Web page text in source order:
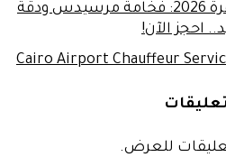
احجز ليموزين مطار القاهرة 2026: فخامة مرسيدس ودقة
احجز الآن!
Cairo Airport Chauffeur
للعرض.